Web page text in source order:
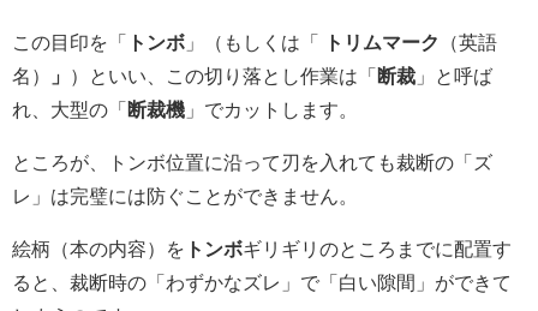
この目印を「 トンボ 」（もしくは「 トリムマーク
（英語
名）
」 ）といい、この切り落とし作業は「断裁 」と呼ば
れ、大型の「断裁機 」でカットします。
ところが、トンボ位置に沿って刃を入れても裁断の「ズ
レ」は完璧には防ぐことができません。
絵柄（本の内容）を トンボギリギリのところまでに配置す
ると、裁断時の「わずかなズレ」で「白い隙間」ができて